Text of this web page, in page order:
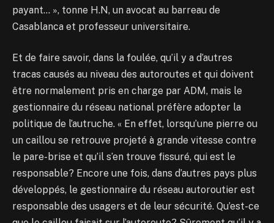
payant… », tonne H.N, un avocat au barreau de
Casablanca et professeur universitaire.
Et de faire savoir, dans la foulée, qu’il y a d’autres
tracas causés au niveau des autoroutes et qui doivent
être normalement pris en charge par ADM, mais le
gestionnaire du réseau national préfère adopter la
politique de l’autruche. « En effet, lorsqu’une pierre ou
un caillou se retrouve projeté à grande vitesse contre
le pare-brise et qu’il s’en trouve fissuré, qui est le
responsable? Encore une fois, dans d’autres pays plus
développés, le gestionnaire du réseau autoroutier est
responsable des usagers et de leur sécurité. Qu’est-ce